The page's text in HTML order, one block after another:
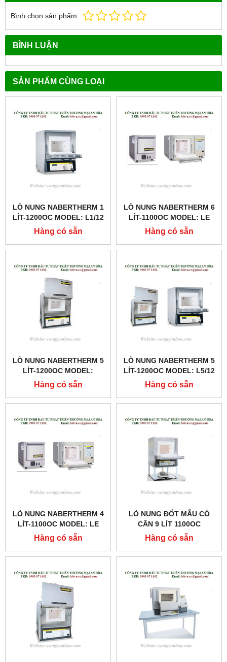
Bình chọn sản phẩm:
BÌNH LUẬN
SẢN PHẨM CÙNG LOẠI
LÒ NUNG NABERTHERM 1
LÍT-1200OC MODEL: L1/12
Hàng có sẵn
LÒ NUNG NABERTHERM 6
LÍT-1100OC MODEL: LE
6/11
Hàng có sẵn
LÒ NUNG NABERTHERM 5
LÍT-1200OC MODEL:
LT5/12
Hàng có sẵn
LÒ NUNG NABERTHERM 5
LÍT-1200OC MODEL: L5/12
Hàng có sẵn
LÒ NUNG NABERTHERM 4
LÍT-1100OC MODEL: LE
4/11
Hàng có sẵn
LÒ NUNG ĐỐT MẪU CÓ
CÂN 9 LÍT 1100OC
MODEL:L9/11/SW
Hàng có sẵn